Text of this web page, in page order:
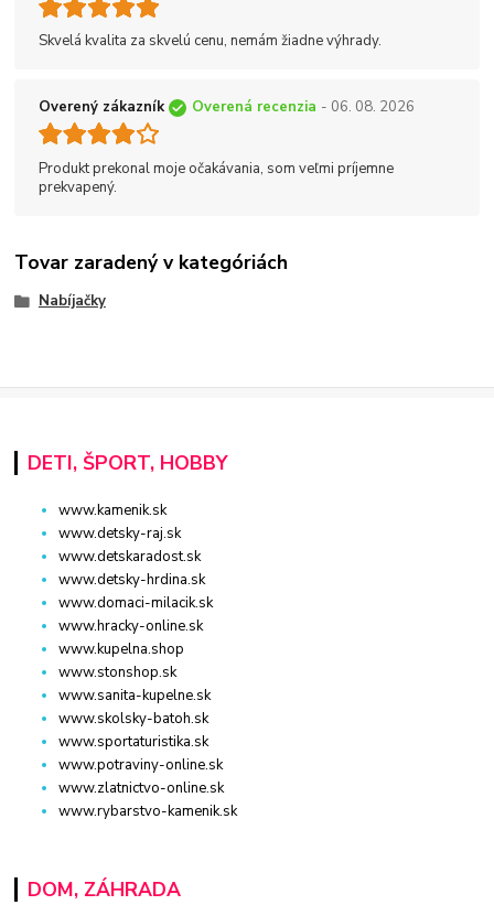
Skvelá kvalita za skvelú cenu, nemám žiadne výhrady.
Overený zákazník Overená recenzia - 06. 08. 2026
Produkt prekonal moje očakávania, som veľmi príjemne
prekvapený.
Tovar zaradený v kategóriách
Nabíjačky
DETI, ŠPORT, HOBBY
www.kamenik.sk
www.detsky-raj.sk
www.detskaradost.sk
www.detsky-hrdina.sk
www.domaci-milacik.sk
www.hracky-online.sk
www.kupelna.shop
www.stonshop.sk
www.sanita-kupelne.sk
www.skolsky-batoh.sk
www.sportaturistika.sk
www.potraviny-online.sk
www.zlatnictvo-online.sk
www.rybarstvo-kamenik.sk
DOM, ZÁHRADA